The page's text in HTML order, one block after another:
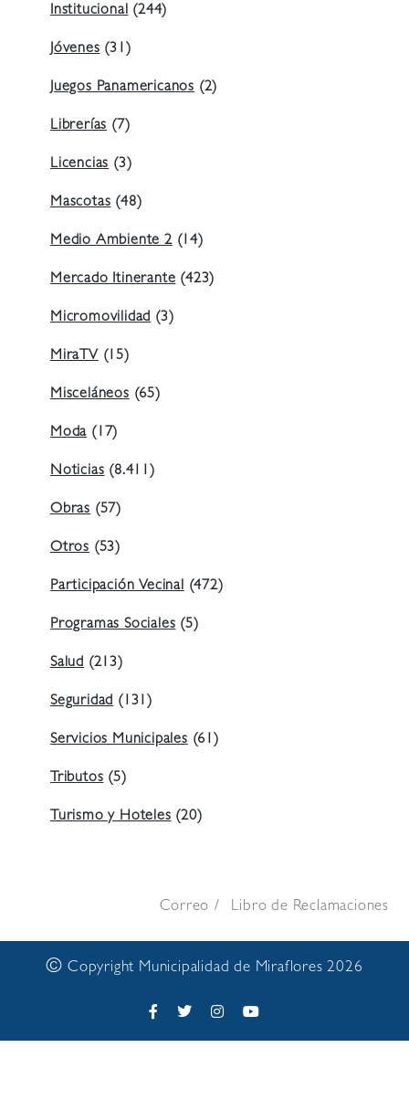
Institucional(244)
Jóvenes(31)
Juegos Panamericanos (2)
Librerías(7)
Licencias(3)
Mascotas(48)
Medio Ambiente 2(14)
Mercado Itinerante(423)
Micromovilidad(3)
MiraTV(15)
Misceláneos(65)
Moda(17)
Noticias(8.411)
Obras (57)
Otros (53)
Participación Vecinal(472)
Programas Sociales(5)
Salud (213)
Seguridad(131)
Servicios Municipales(61)
Tributos(5)
Turismo y Hoteles(20)
Correo Libro de Reclamaciones
© Copyright Municipalidad de Miraflores 2026